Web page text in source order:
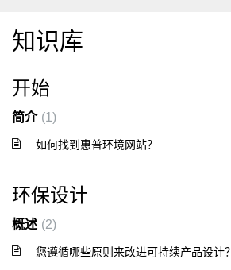
知识库
开始
简介 1
如何找到惠普环境网站？
环保设计
概述 2
您遵循哪些原则来改进可持续产品设计？